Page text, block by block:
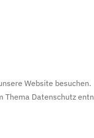
Website besuchen.
Datenschutz